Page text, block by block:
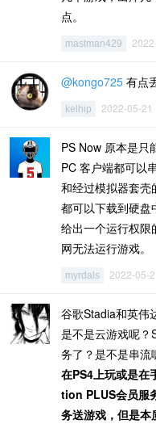
点。
mastman429
@kongo725 有点
kelhip 2022-05-21
PS Now 原本是只
PC 客户端都可以
和经过模拟器套壳
都可以下载到硬盘
给出一个运行权
网无法运行游戏。
myrdals 2022-05-
谷歌Stadia和英伟
是不是云游戏呢？
务了？是不是串流
在PS4上玩或是在
tion PLUS会员服
务送游戏，但是本